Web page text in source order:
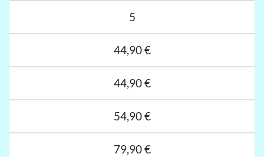
5
44,90 €
44,90 €
54,90 €
79,90 €